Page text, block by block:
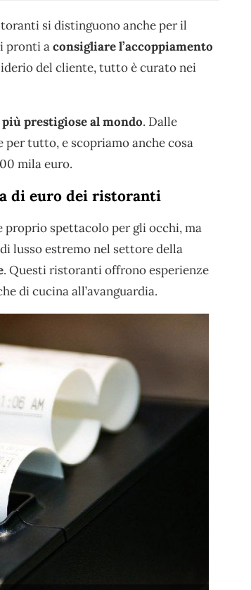
si distinguono anche per il
pronti aconsigliare l’accoppiamento
del cliente, tutto è curato nei
prestigiose al mondo. Dalle
tutto, e scopriamo anche cosa
mila euro.
di euro dei ristoranti
proprio spettacolo per gli occhi, ma
lusso estremo nel settore della
. Questi ristoranti offrono esperienze
di cucina all’avanguardia.